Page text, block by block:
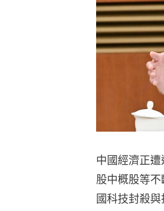
中國經濟正
股中概股等
國科技封殺